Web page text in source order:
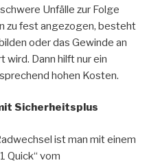
Unfälle zur Folge
zu fest angezogen, besteht
oder das Gewinde an
Dann hilft nur ein
hohen Kosten.
Sicherheitsplus
ist man mit einem
Quick“ vom